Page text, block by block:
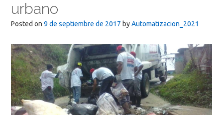
urbano
Posted on 9 de septiembre de 2017 byAutomatizacion_2021